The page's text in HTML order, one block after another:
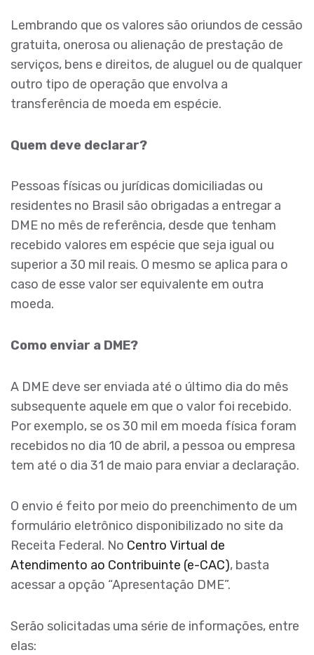
Lembrando que os valores são oriundos de cessão
gratuita, onerosa ou alienação de prestação de
serviços, bens e direitos, de aluguel ou de qualquer
outro tipo de operação que envolva a
transferência de moeda em espécie.
Quem deve declarar?
Pessoas físicas ou jurídicas domiciliadas ou
residentes no Brasil são obrigadas a entregar a
DME no mês de referência, desde que tenham
recebido valores em espécie que seja igual ou
superior a 30 mil reais. O mesmo se aplica para o
caso de esse valor ser equivalente em outra
moeda.
Como enviar a DME?
A DME deve ser enviada até o último dia do mês
subsequente aquele em que o valor foi recebido.
Por exemplo, se os 30 mil em moeda física foram
recebidos no dia 10 de abril, a pessoa ou empresa
tem até o dia 31 de maio para enviar a declaração.
O envio é feito por meio do preenchimento de um
formulário eletrônico disponibilizado no site da
Receita Federal. No Centro Virtual de
Atendimento ao Contribuinte (e-CAC), basta
acessar a opção “Apresentação DME”.
Serão solicitadas uma série de informações, entre
elas: